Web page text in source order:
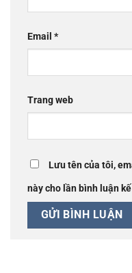
Email *
Trang web
Lưu tên của tôi,
này cho lần bình luận